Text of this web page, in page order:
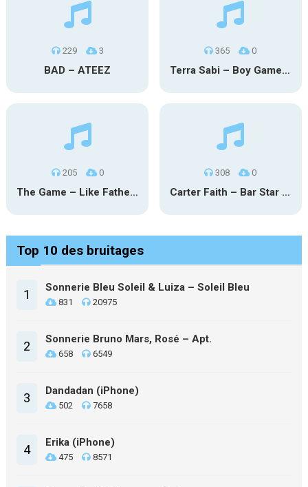
229 3
BAD – ATEEZ
365 0
Terra Sabi – Boy Game X Marcia Cruz
205 0
The Game – Like Father Like Daughter
308 0
Carter Faith – Bar Star Vevo
Top 10 des bruitages
1 Sonnerie Bleu Soleil & Luiza – Soleil Bleu
831 20975
2 Sonnerie Bruno Mars, Rosé – Apt.
658 6549
3 Dandadan (iPhone)
502 7658
4 Erika (iPhone)
475 8571